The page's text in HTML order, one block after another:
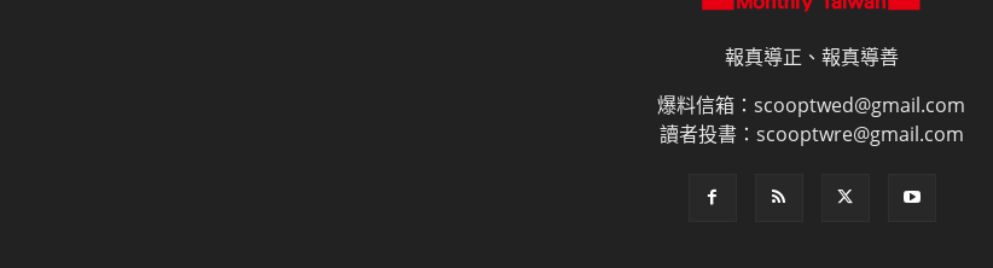
報真導正、報真導善
爆料信箱：scooptwed@gmail.com
讀者投書：scooptwre@gmail.com